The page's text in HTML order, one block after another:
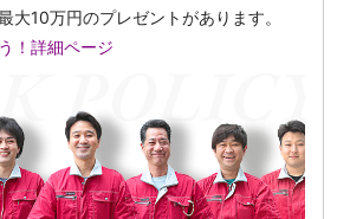
大10万円のプレゼントがあります。
！詳細ページ